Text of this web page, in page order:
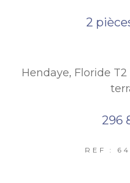
2
Hendaye, Floride
296
REF :